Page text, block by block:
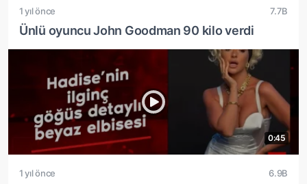
1 yıl önce 7.7B
Ünlü oyuncu John Goodman 90 kilo verdi
0:45
1 yıl önce 6.9B